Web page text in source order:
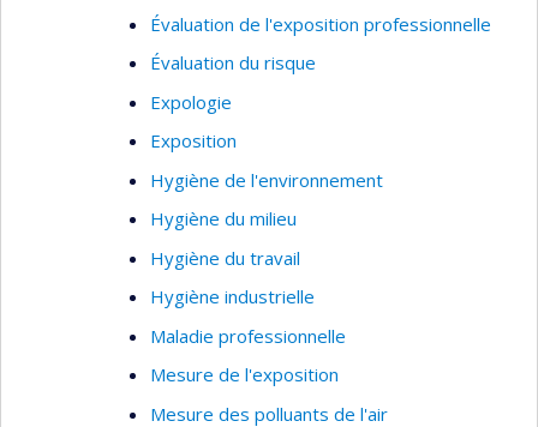
Évaluation de l'exposition professionnelle
Évaluation du risque
Expologie
Exposition
Hygiène de l'environnement
Hygiène du milieu
Hygiène du travail
Hygiène industrielle
Maladie professionnelle
Mesure de l'exposition
Mesure des polluants de l'air